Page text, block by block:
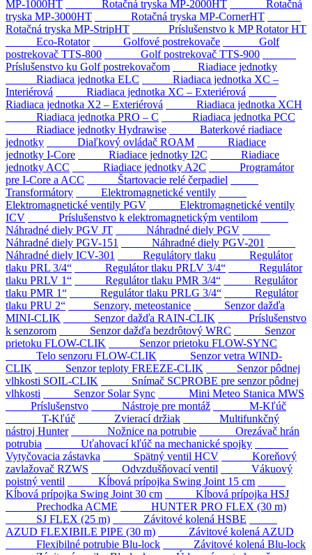
MP-1000HT
Rotačná tryska MP-2000HT
Rotačná
tryska MP-3000HT
Rotačná tryska MP-CornerHT
Rotačná tryska MP-StripHT
Príslušenstvo k MP Rotator HT
Eco-Rotator
Golfové postrekovače
Golf
postrekovač TTS-800
Golf postrekovač TTS-900
Príslušenstvo ku Golf postrekovačom
Riadiace jednotky
Riadiaca jednotka ELC
Riadiaca jednotka XC –
Interiérová
Riadiaca jednotka XC – Exteriérová
Riadiaca jednotka X2 – Exteriérová
Riadiaca jednotka XCH
Riadiaca jednotka PRO – C
Riadiaca jednotka PCC
Riadiace jednotky Hydrawise
Baterkové riadiace
jednotky
Diaľkový ovládač ROAM
Riadiace
jednotky I-Core
Riadiace jednotky I2C
Riadiace
jednotky ACC
Riadiace jednotky A2C
Programátor
pre I-Core a ACC
Štartovacie relé čerpadiel
Transformátory
Elektromagnetické ventily
Elektromagnetické ventily PGV
Elektromagnetické ventily
ICV
Príslušenstvo k elektromagnetickým ventilom
Náhradné diely PGV JT
Náhradné diely PGV
Náhradné diely PGV-151
Náhradné diely PGV-201
Náhradné diely ICV-301
Regulátory tlaku
Regulátor
tlaku PRL 3/4“
Regulátor tlaku PRLV 3/4“
Regulátor
tlaku PRLV 1“
Regulátor tlaku PMR 3/4“
Regulátor
tlaku PMR 1“
Regulátor tlaku PRLG 3/4“
Regulátor
tlaku PRU 2“
Senzory, meteostanice
Senzor dažďa
MINI-CLIK
Senzor dažďa RAIN-CLIK
Príslušenstvo
k senzorom
Senzor dažďa bezdrôtový WRC
Senzor
prietoku FLOW-CLIK
Senzor prietoku FLOW-SYNC
Telo senzoru FLOW-CLIK
Senzor vetra WIND-
CLIK
Senzor teploty FREEZE-CLIK
Senzor pôdnej
vlhkosti SOIL-CLIK
Snímač SCPROBE pre senzor pôdnej
vlhkosti
Senzor Solar Sync
Mini Meteo Stanica MWS
Príslušenstvo
Nástroje pre montáž
M-Kľúč
T-Kľúč
Zvierací držiak
Multifunkčný
nástroj Hunter
Nožnice na potrubie
Orezávač hrán
potrubia
Uťahovací kľúč na mechanické spojky
Vytyčovacia zástavka
Spätný ventil HCV
Koreňový
zavlažovač RZWS
Odvzdušňovací ventil
Vákuový
poistný ventil
Kĺbová prípojka Swing Joint 15 cm
Kĺbová prípojka Swing Joint 30 cm
Kĺbová prípojka HSJ
Prechodka ACME
HUNTER PRO FLEX (30 m)
SJ FLEX (25 m)
Závitové kolená HSBE
AZUD FLEXIBILE PIPE (30 m)
Závitové kolená AZUD
Flexibilné potrubie Blu-lock
Závitové kolená Blu-lock